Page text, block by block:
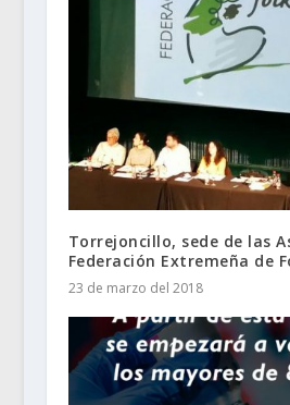
Torrejoncillo, sede de las
Federación Extremeña de
23 de marzo del 2018